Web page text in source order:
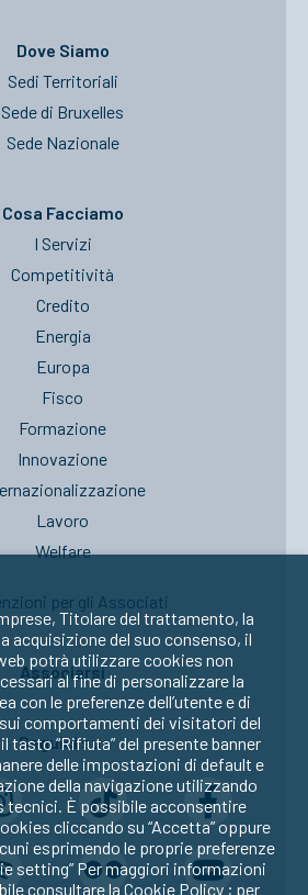
Dove Siamo
Sedi Territoriali
Sede di Bruxelles
Sede Nazionale
Cosa Facciamo
I Servizi
Competitività
Credito
Energia
Europa
Fisco
Formazione
Innovazione
Lavoro
Welfare
per gli Associati
Associarsi
Seguici su:
Titolare del trattamento, la
acquisizione del suo consenso, il
potrà utilizzare cookies non
al fine di personalizzare la
con le preferenze dell’utente e di
comportamenti dei visitatori del
tasto “Rifiuta” del presente banner
delle impostazioni di default e
della navigazione utilizzando
tecnici. È possibile acconsentire
cliccando su “Accetta” oppure
esprimendo le proprie preferenze
setting” Per maggiori informazioni
consultare la Cookie Policy; per